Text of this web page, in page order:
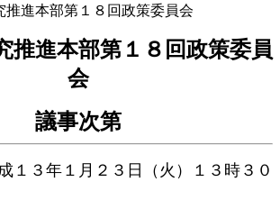
推進本部第１８回政策委員会
推進本部第１８回政策委員
会
議事次第
３年１月２３日（火）１３時３０